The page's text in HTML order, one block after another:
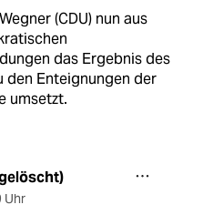
(CDU) nun aus
das Ergebnis des
den Enteignungen der
umsetzt.
Uhr